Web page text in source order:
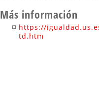
Más información
https://
td.htm